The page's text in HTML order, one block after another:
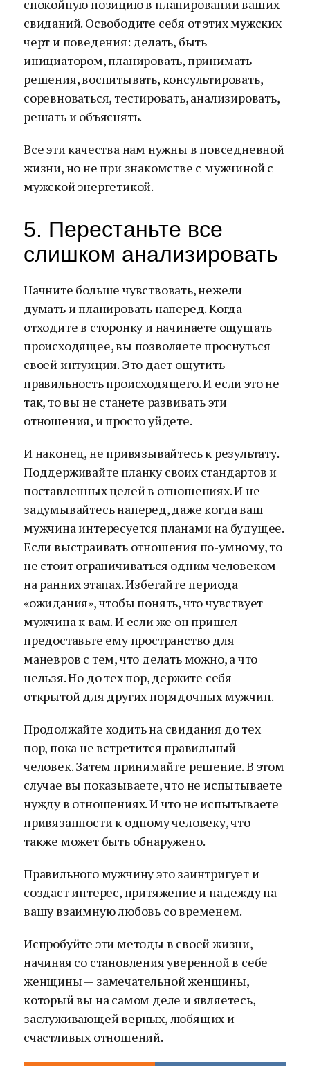
спокойную позицию в планировании ваших
свиданий. Освободите себя от этих мужских
черт и поведения: делать, быть
инициатором, планировать, принимать
решения, воспитывать, консультировать,
соревноваться, тестировать, анализировать,
решать и объяснять.
Все эти качества нам нужны в повседневной
жизни, но не при знакомстве с мужчиной с
мужской энергетикой.
5. Перестаньте все
слишком анализировать
Начните больше чувствовать, нежели
думать и планировать наперед. Когда
отходите в сторонку и начинаете ощущать
происходящее, вы позволяете проснуться
своей интуиции. Это дает ощутить
правильность происходящего. И если это не
так, то вы не станете развивать эти
отношения, и просто уйдете.
И наконец, не привязывайтесь к результату.
Поддерживайте планку своих стандартов и
поставленных целей в отношениях. И не
задумывайтесь наперед, даже когда ваш
мужчина интересуется планами на будущее.
Если выстраивать отношения по-умному, то
не стоит ограничиваться одним человеком
на ранних этапах. Избегайте периода
«ожидания», чтобы понять, что чувствует
мужчина к вам. И если же он пришел —
предоставьте ему пространство для
маневров с тем, что делать можно, а что
нельзя. Но до тех пор, держите себя
открытой для других порядочных мужчин.
Продолжайте ходить на свидания до тех
пор, пока не встретится правильный
человек. Затем принимайте решение. В этом
случае вы показываете, что не испытываете
нужду в отношениях. И что не испытываете
привязанности к одному человеку, что
также может быть обнаружено.
Правильного мужчину это заинтригует и
создаст интерес, притяжение и надежду на
вашу взаимную любовь со временем.
Испробуйте эти методы в своей жизни,
начиная со становления уверенной в себе
женщины — замечательной женщины,
который вы на самом деле и являетесь,
заслуживающей верных, любящих и
счастливых отношений.